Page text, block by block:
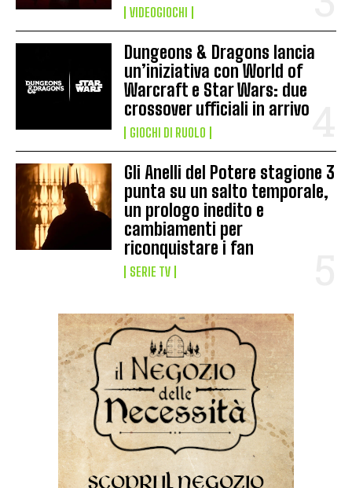
VIDEOGIOCHI
Dungeons & Dragons lancia
un’iniziativa con World of
Warcraft e Star Wars: due
crossover ufficiali in arrivo
GIOCHI DI RUOLO
Gli Anelli del Potere stagione 3
punta su un salto temporale,
un prologo inedito e
cambiamenti per
riconquistare i fan
SERIE TV